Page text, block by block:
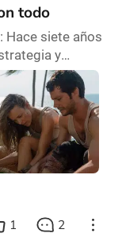
todo
Hace siete años
y
te
obtienen
jefe, quien
cuadros, le da
tiempo a otra
1 2